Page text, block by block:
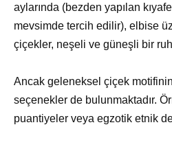
aylarında (bezden yapılan
mevsimde tercih edilir), elbise
çiçekler, neşeli ve güneşli bir ruh
Ancak geleneksel çiçek motifinin
seçenekler de bulunmaktadır.
puantiyeler veya egzotik etnik